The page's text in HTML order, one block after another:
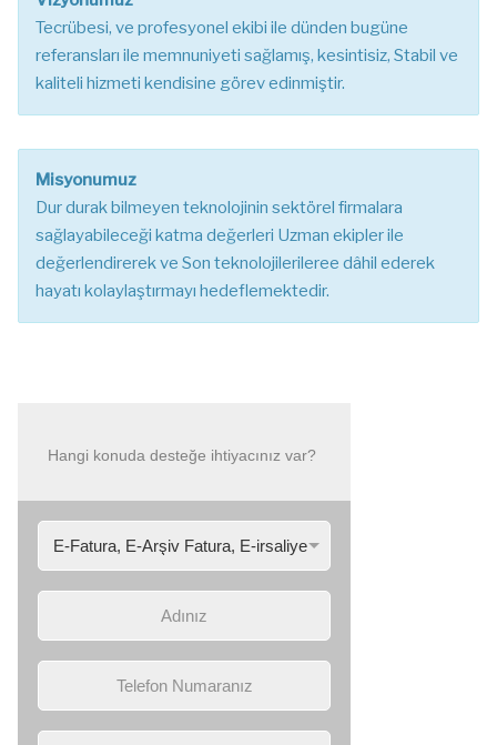
Tecrübesi, ve profesyonel ekibi ile dünden bugüne
referansları ile memnuniyeti sağlamış, kesintisiz, Stabil ve
kaliteli hizmeti kendisine görev edinmiştir.
Misyonumuz
Dur durak bilmeyen teknolojinin sektörel firmalara
sağlayabileceği katma değerleri Uzman ekipler ile
değerlendirerek ve Son teknolojilerileree dâhil ederek
hayatı kolaylaştırmayı hedeflemektedir.
Hangi konuda desteğe ihtiyacınız var?